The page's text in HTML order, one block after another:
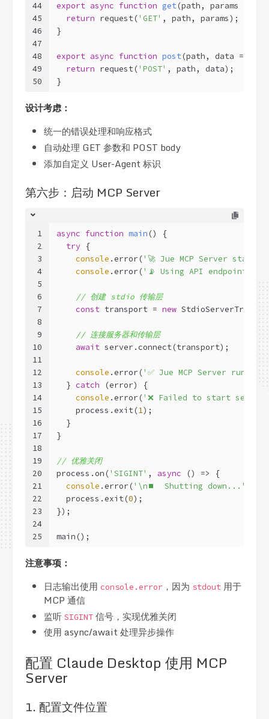
44
45
46
47
48
49
50
export async function get(path, params =
return request('GET' , path, params);
}
export async function post(path, data =
return request('POST' , path, data);
}
设计考虑：
统一的错误处理和响应格式
自动处理 GET 参数和 POST body
添加自定义 User-Agent 标识
第六步：启动 MCP Server
1
2
3
4
5
6
7
8
9
10
11
12
13
14
15
16
17
18
19
20
21
22
23
24
25
async function main ()
{
try {
console .error('🚀 Jue MCP Server
console .error('📡 Using API endpoint:
// 创建 stdio 传输层
const transport = new
// 连接服务器和传输层
await server.connect(transport);
console .error('✅ Jue MCP Server
  }
catch (error) {
console .error('❌ Failed to start
    process.exit(
1);
  }
}
// 优雅关闭
process.on('SIGINT' , async () => {
console .error('\n⏹️  Shutting down...'
  process.exit(
0);
});
main();
注意事项：
日志输出使用 console.error，因为 stdout用于
MCP 通信
监听 SIGINT信号，实现优雅关闭
使用 async/await 处理异步操作
配置 Claude Desktop 使用 MCP
Server
1. 配置文件位置